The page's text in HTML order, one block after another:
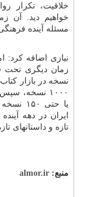
خلاقیت، تکرار
خواهیم دید. آن
مسئله آینده
نیازی اضافه کرد:
نسخه در بازار
یا
ایران در دهه
تازه و داستانهای
منبع: almor.ir